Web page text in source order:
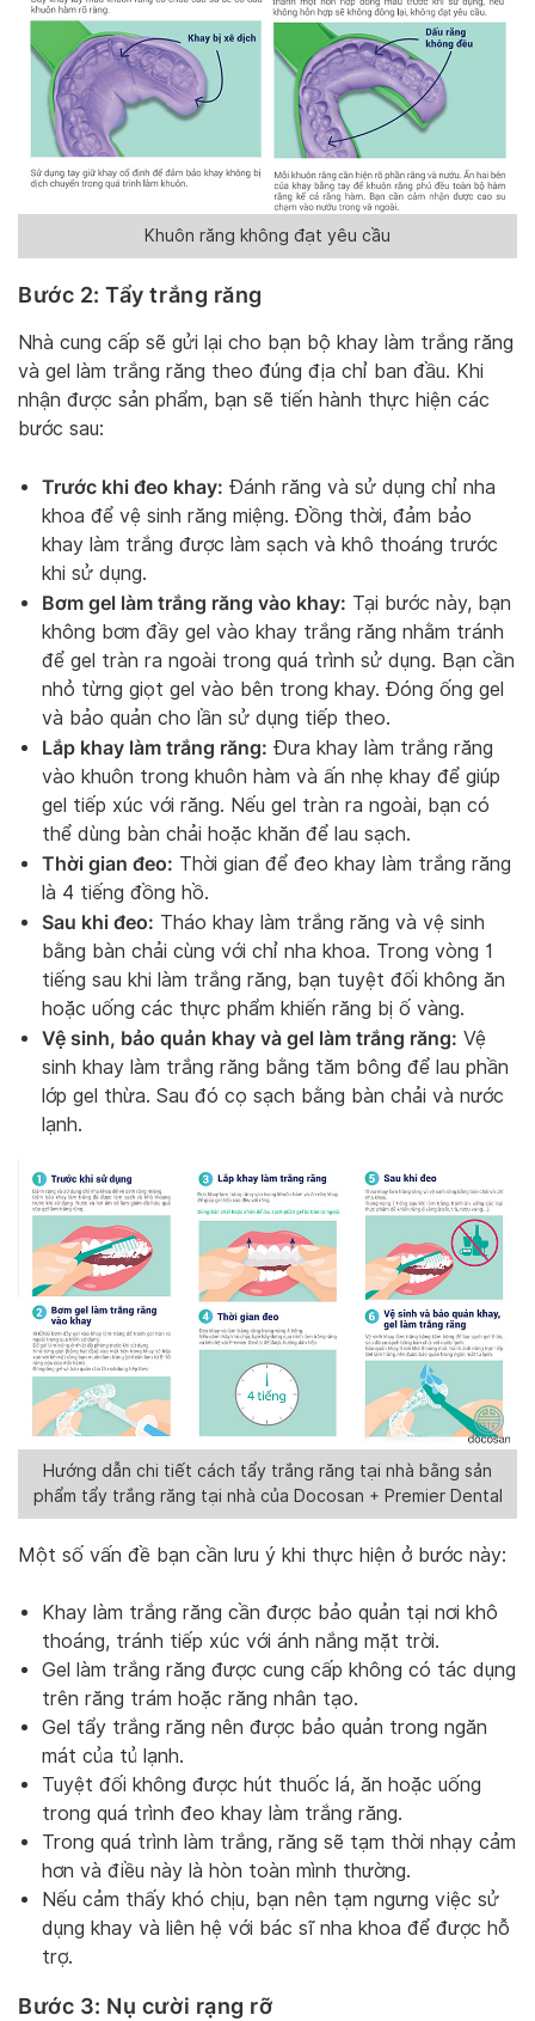
Khuôn răng không đạt yêu cầu
Bước 2: Tẩy trắng răng
Nhà cung cấp sẽ gửi lại cho bạn bộ khay làm trắng răng
và gel làm trắng răng theo đúng địa chỉ ban đầu. Khi
nhận được sản phẩm, bạn sẽ tiến hành thực hiện các
bước sau:
Trước khi đeo khay: Đánh răng và sử dụng chỉ nha
khoa để vệ sinh răng miệng. Đồng thời, đảm bảo
khay làm trắng được làm sạch và khô thoáng trước
khi sử dụng.
Bơm gel làm trắng răng vào khay: Tại bước này, bạn
không bơm đầy gel vào khay trắng răng nhằm tránh
để gel tràn ra ngoài trong quá trình sử dụng. Bạn cần
nhỏ từng giọt gel vào bên trong khay. Đóng ống gel
và bảo quản cho lần sử dụng tiếp theo.
Lắp khay làm trắng răng: Đưa khay làm trắng răng
vào khuôn trong khuôn hàm và ấn nhẹ khay để giúp
gel tiếp xúc với răng. Nếu gel tràn ra ngoài, bạn có
thể dùng bàn chải hoặc khăn để lau sạch.
Thời gian đeo: Thời gian để đeo khay làm trắng răng
là 4 tiếng đồng hồ.
Sau khi đeo: Tháo khay làm trắng răng và vệ sinh
bằng bàn chải cùng với chỉ nha khoa. Trong vòng 1
tiếng sau khi làm trắng răng, bạn tuyệt đối không ăn
hoặc uống các thực phẩm khiến răng bị ố vàng.
Vệ sinh, bảo quản khay và gel làm trắng răng: Vệ
sinh khay làm trắng răng bằng tăm bông để lau phần
lớp gel thừa. Sau đó cọ sạch bằng bàn chải và nước
lạnh.
Hướng dẫn chi tiết cách tẩy trắng răng tại nhà bằng sản
phẩm tẩy trắng răng tại nhà của Docosan + Premier Dental
Một số vấn đề bạn cần lưu ý khi thực hiện ở bước này:
Khay làm trắng răng cần được bảo quản tại nơi khô
thoáng, tránh tiếp xúc với ánh nắng mặt trời.
Gel làm trắng răng được cung cấp không có tác dụng
trên răng trám hoặc răng nhân tạo.
Gel tẩy trắng răng nên được bảo quản trong ngăn
mát của tủ lạnh.
Tuyệt đối không được hút thuốc lá, ăn hoặc uống
trong quá trình đeo khay làm trắng răng.
Trong quá trình làm trắng, răng sẽ tạm thời nhạy cảm
hơn và điều này là hòn toàn mình thường.
Nếu cảm thấy khó chịu, bạn nên tạm ngưng việc sử
dụng khay và liên hệ với bác sĩ nha khoa để được hỗ
trợ.
Bước 3: Nụ cười rạng rỡ